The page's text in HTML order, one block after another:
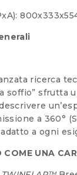
ricerca
soffio” sfrutta
a 360°
a ogni
UNA